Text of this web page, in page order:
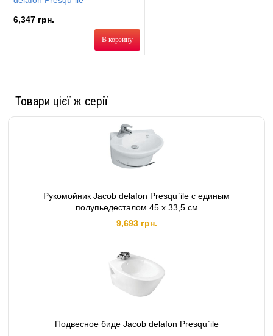
6,347 грн.
В корзину
Товари цієї ж серії
Рукомойник Jacob delafon Presqu`ile с единым
полупьедесталом 45 x 33,5 см
9,693 грн.
Подвесное биде Jacob delafon Presqu`ile